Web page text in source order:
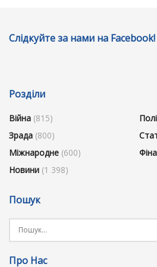
Слідкуйте за нами на Facebook!
Розділи
Війна (815)
Зрада (800)
Міжнародне (600)
Новини (1 398)
Пошук
Про Нас